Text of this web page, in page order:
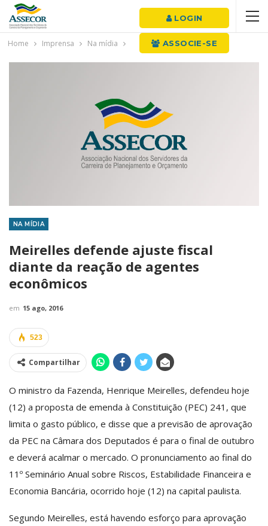
LOGIN
ASSOCIE-SE
Home Imprensa Na mídia
NA MÍDIA
Meirelles defende ajuste fiscal
diante da reação de agentes
econômicos
em 15 ago, 2016
523
Compartilhar
O ministro da Fazenda, Henrique Meirelles, defendeu hoje
(12) a proposta de emenda à Constituição (PEC) 241, que
limita o gasto público, e disse que a previsão de aprovação
da PEC na Câmara dos Deputados é para o final de outubro
e deverá acalmar o mercado. O pronunciamento ao final do
11º Seminário Anual sobre Riscos, Estabilidade Financeira e
Economia Bancária, ocorrido hoje (12) na capital paulista.
Segundo Meirelles, está havendo esforço para aprovação